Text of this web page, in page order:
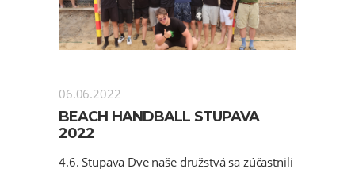
06.06.2022
BEACH HANDBALL STUPAVA
2022
4.6. Stupava Dve naše družstvá sa zúčastnili